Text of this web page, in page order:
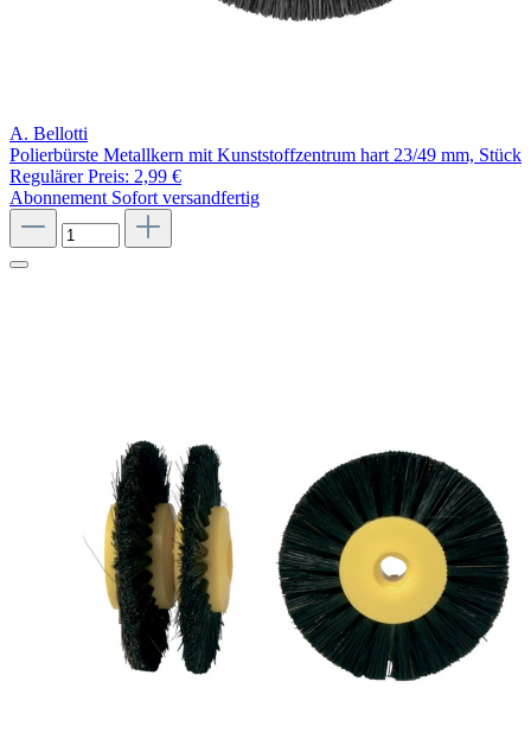
A. Bellotti
Polierbürste Metallkern mit Kunststoffzentrum hart 23/49 mm, Stück
Regulärer Preis: 2,99 €
Abonnement Sofort versandfertig